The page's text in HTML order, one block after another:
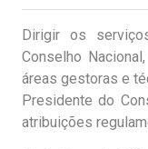
Dirigir os
Conselho
áreas gestoras e
Presidente do
atribuições